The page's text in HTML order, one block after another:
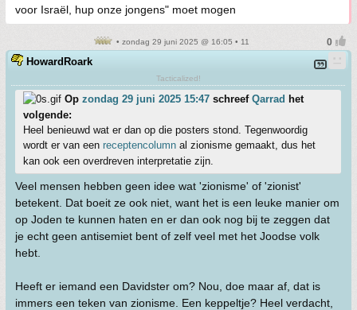
voor Israël, hup onze jongens" moet mogen
• zondag 29 juni 2025 @ 16:05 • 11
HowardRoark
Tacticalized!
Op zondag 29 juni 2025 15:47 schreef Qarrad het
volgende:
Heel benieuwd wat er dan op die posters stond. Tegenwoordig
wordt er van een receptencolumn al zionisme gemaakt, dus het
kan ook een overdreven interpretatie zijn.
Veel mensen hebben geen idee wat 'zionisme' of 'zionist'
betekent. Dat boeit ze ook niet, want het is een leuke manier om
op Joden te kunnen haten en er dan ook nog bij te zeggen dat
je echt geen antisemiet bent of zelf veel met het Joodse volk
hebt.
Heeft er iemand een Davidster om? Nou, doe maar af, dat is
immers een teken van zionisme. Een keppeltje? Heel verdacht,